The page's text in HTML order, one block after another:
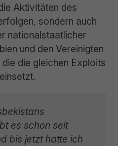
Aktivitäten des
sondern auch
nationalstaatlicher
und den Vereinigten
die gleichen Exploits
es schon seit
bis jetzt hatte ich